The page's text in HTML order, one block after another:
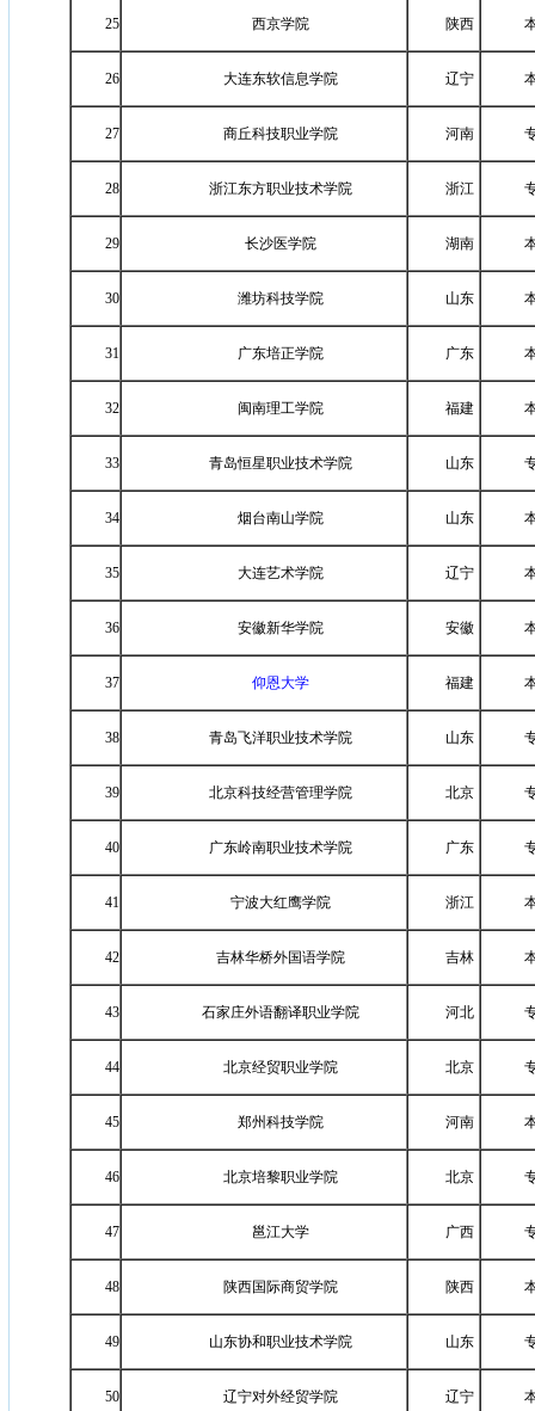
25 西京学院 陕西
26 大连东软信息学院 辽宁
27 商丘科技职业学院 河南
28 浙江东方职业技术学院 浙江
29 长沙医学院 湖南
30 潍坊科技学院 山东
31 广东培正学院 广东
32 闽南理工学院 福建
33 青岛恒星职业技术学院 山东
34 烟台南山学院 山东
35 大连艺术学院 辽宁
36 安徽新华学院 安徽
37 仰恩大学 福建
38 青岛飞洋职业技术学院 山东
39 北京科技经营管理学院 北京
40 广东岭南职业技术学院 广东
41 宁波大红鹰学院 浙江
42 吉林华桥外国语学院 吉林
43 石家庄外语翻译职业学院 河北
44 北京经贸职业学院 北京
45 郑州科技学院 河南
46 北京培黎职业学院 北京
47 邕江大学 广西
48 陕西国际商贸学院 陕西
49 山东协和职业技术学院 山东
50 辽宁对外经贸学院 辽宁